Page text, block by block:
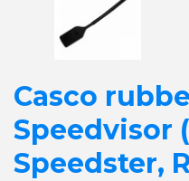
Casco
Speedvisor
Speedster,